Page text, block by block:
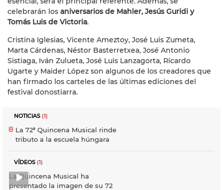
celebrarán los aniversarios de Mahler, Jesús Guridi y
Tomás Luis de Victoria.
Cristina Iglesias, Vicente Ameztoy, José Luis Zumeta,
Marta Cárdenas, Néstor Basterretxea, José Antonio
Sistiaga, Iván Zulueta, José Luis Lanzagorta, Ricardo
Ugarte y Maider López son algunos de los creadores que
han firmado los carteles de las últimas ediciones del
festival donostiarra.
NOTICIAS (1)
La 72ª Quincena Musical rinde
tributo a la escuela húngara
VÍDEOS (1)
La Quincena Musical ha
presentado la imagen de su 72